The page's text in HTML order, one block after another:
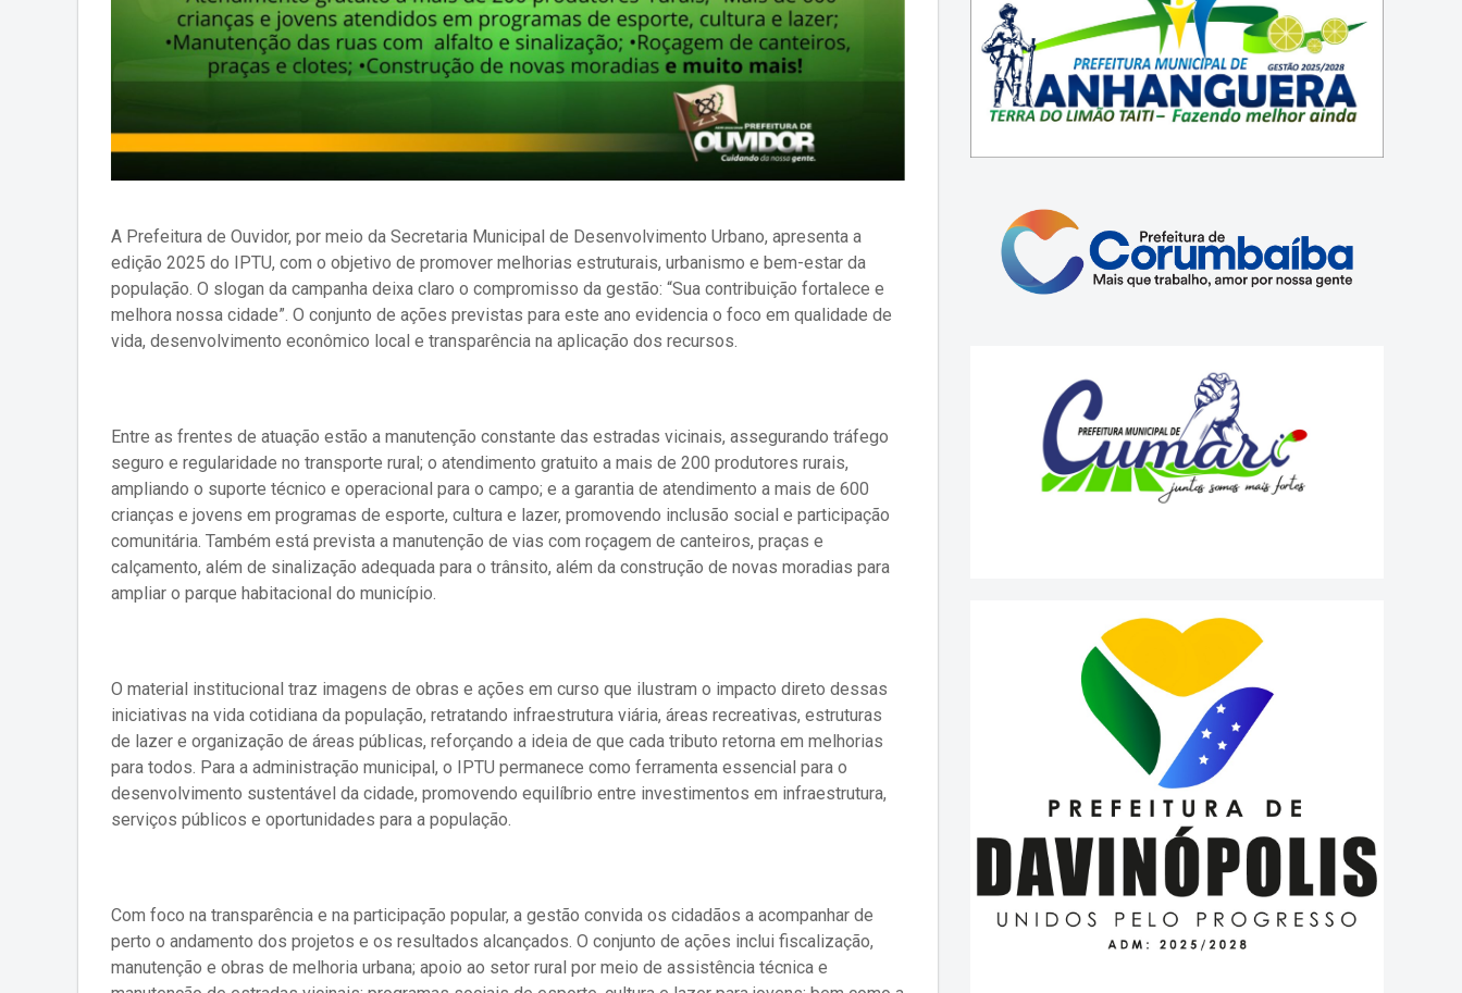
A Prefeitura de Ouvidor, por meio da Secretaria Municipal de Desenvolvimento Urbano, apresenta a
edição 2025 do IPTU, com o objetivo de promover melhorias estruturais, urbanismo e bem-estar da
população. O slogan da campanha deixa claro o compromisso da gestão: “Sua contribuição fortalece e
melhora nossa cidade”. O conjunto de ações previstas para este ano evidencia o foco em qualidade de
vida, desenvolvimento econômico local e transparência na aplicação dos recursos.
Entre as frentes de atuação estão a manutenção constante das estradas vicinais, assegurando tráfego
seguro e regularidade no transporte rural; o atendimento gratuito a mais de 200 produtores rurais,
ampliando o suporte técnico e operacional para o campo; e a garantia de atendimento a mais de 600
crianças e jovens em programas de esporte, cultura e lazer, promovendo inclusão social e participação
comunitária. Também está prevista a manutenção de vias com roçagem de canteiros, praças e
calçamento, além de sinalização adequada para o trânsito, além da construção de novas moradias para
ampliar o parque habitacional do município.
O material institucional traz imagens de obras e ações em curso que ilustram o impacto direto dessas
iniciativas na vida cotidiana da população, retratando infraestrutura viária, áreas recreativas, estruturas
de lazer e organização de áreas públicas, reforçando a ideia de que cada tributo retorna em melhorias
para todos. Para a administração municipal, o IPTU permanece como ferramenta essencial para o
desenvolvimento sustentável da cidade, promovendo equilíbrio entre investimentos em infraestrutura,
serviços públicos e oportunidades para a população.
Com foco na transparência e na participação popular, a gestão convida os cidadãos a acompanhar de
perto o andamento dos projetos e os resultados alcançados. O conjunto de ações inclui fiscalização,
manutenção e obras de melhoria urbana; apoio ao setor rural por meio de assistência técnica e